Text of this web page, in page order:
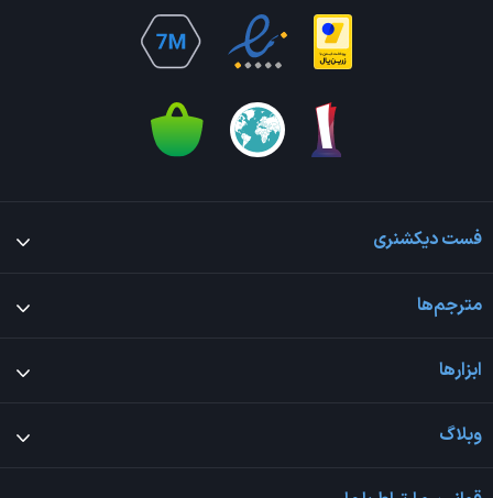
فست دیکشنری
مترجم‌ها
ابزارها
وبلاگ